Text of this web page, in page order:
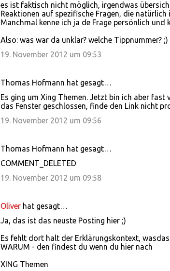
es ist faktisch nicht möglich, irgendwas
Reaktionen auf spezifische Fragen, die
Manchmal kenne ich ja de Frage persönlich und
Also: was war da unklar? welche Tippnummer?
19. November 2012 um 09:53
Thomas Hofmann hat gesagt…
Es ging um Xing Themen. Jetzt bin ich aber
das Fenster geschlossen, finde den Link nicht
19. November 2012 um 09:56
Thomas Hofmann hat gesagt…
COMMENT_DELETED
19. November 2012 um 09:58
Oliverhat gesagt…
Ja, das ist das neuste Posting hier ;)
Es fehlt dort halt der Erklärungskontext,
WARUM - den findest du wenn du hier nach
XING Themen